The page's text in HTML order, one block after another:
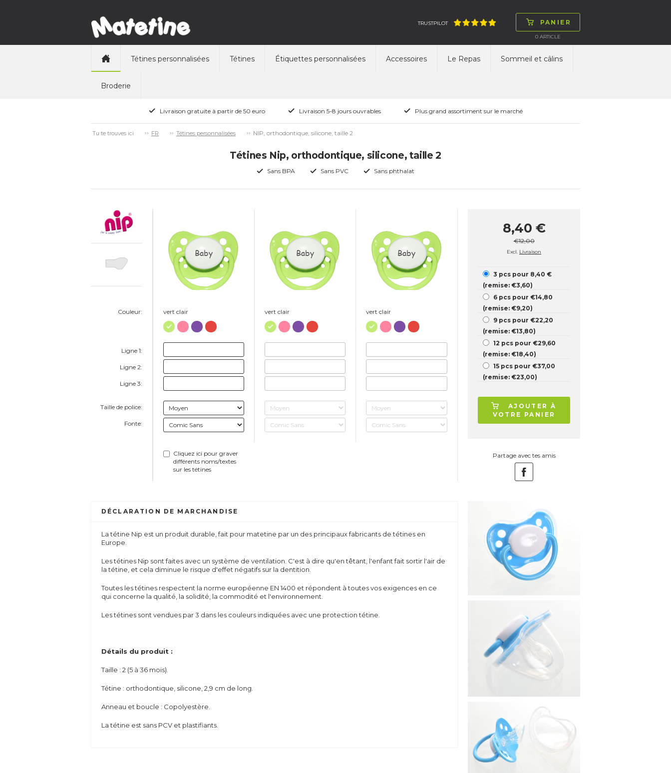
PANIER
0 ARTICLE
TRUSTPILOT
Tétines personnalisées Tétines Étiquettes personnalisées Accessoires Le Repas Sommeil et câlins
Broderie
Livraison gratuite à partir de 50 euro Livraison 5-8 jours ouvrables Plus grand assortiment sur le marché
Tu te trouves ici FR Tétines personnalisées NIP, orthodontique, silicone, taille 2
Tétines Nip, orthodontique, silicone, taille 2
Sans BPA Sans PVC Sans phthalat
Couleur:
Ligne 1:
Ligne 2:
Ligne 3:
Taille de police:
Fonte:
Baby
vert clair
Cliquez ici pour graver
différents noms/textes
sur les tétines
Baby
vert clair
Baby
vert clair
8,40 €
€12,00
Excl. Livraison
3 pcs pour 8,40 €
(remise: €3,60)
6 pcs pour €14,80
(remise: €9,20)
9 pcs pour €22,20
(remise: €13,80)
12 pcs pour €29,60
(remise: €18,40)
15 pcs pour €37,00
(remise: €23,00)
AJOUTER À
VOTRE PANIER
Partage avec tes amis
DÉCLARATION DE MARCHANDISE
La tétine Nip est un produit durable, fait pour matetine par un des principaux fabricants de tétines en
Europe.
Les tétines Nip sont faites avec un système de ventilation. C'est à dire qu'en têtant, l'enfant fait sortir l'air de
la tétine, et cela diminue le risque d'effet négatifs sur la dentition.
Toutes les tétines respectent la norme européenne EN 1400 et répondent à toutes vos exigences en ce
qui concerne la qualité, la solidité, la commodité et l'environnement.
Les tétines sont vendues par 3 dans les couleurs indiquées avec une protection tétine.
Détails du produit :
Taille : 2 (5 à 36 mois).
Tétine : orthodontique, silicone, 2,9 cm de long.
Anneau et boucle : Copolyestère.
La tétine est sans PCV et plastifiants.